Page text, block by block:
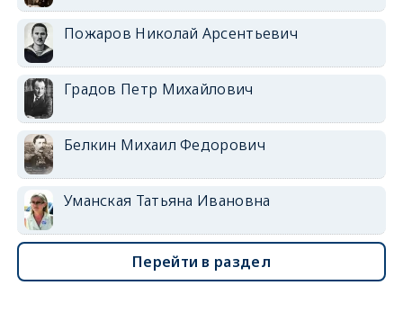
Пожаров Николай Арсентьевич
Градов Петр Михайлович
Белкин Михаил Федорович
Уманская Татьяна Ивановна
Перейти в раздел